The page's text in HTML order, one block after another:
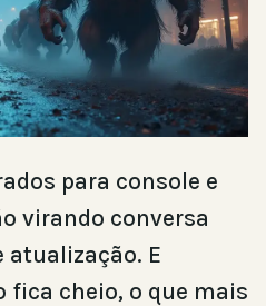
para console e
virando conversa
atualização. E
fica cheio, o que mais